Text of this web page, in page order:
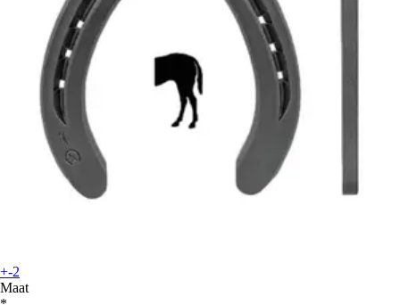
+-2
Maat